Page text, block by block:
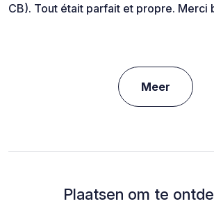
CB). Tout était parfait et propre. Merci
Meer
Plaatsen om te